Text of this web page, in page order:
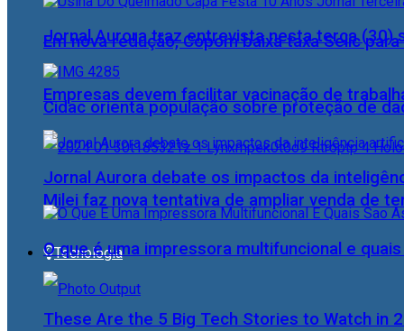
Em nova redução, Copom baixa taxa Selic para
Empresas devem facilitar vacinação de
Milei faz nova tentativa de ampliar venda de
Tecnologia
Jornal Aurora traz entrevista nesta terça (30)
Cidac orienta população sobre proteção de
Jornal Aurora debate os impactos da
O que é uma impressora multifuncional e
These Are the 5 Big Tech Stories to Watch in